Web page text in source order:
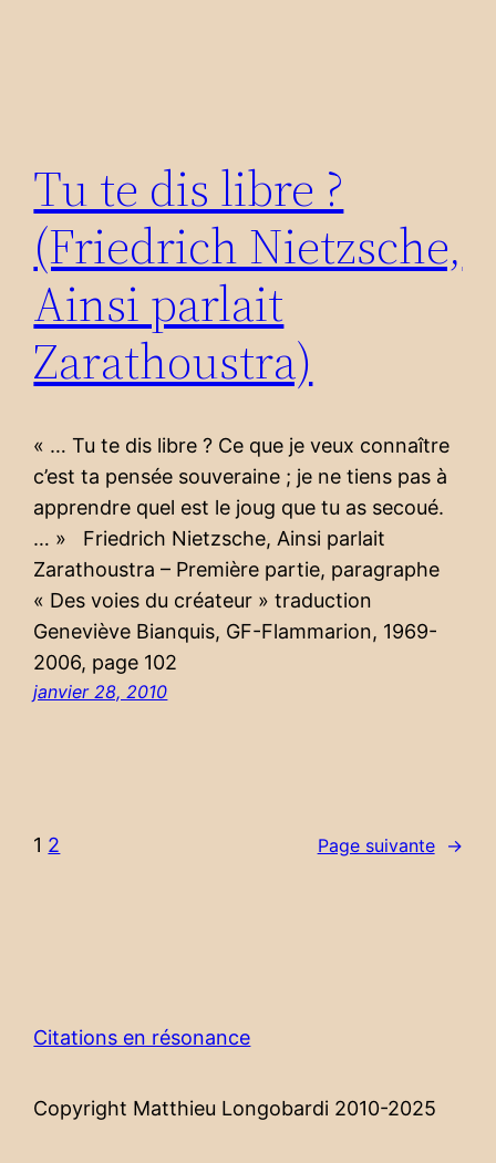
Tu te dis libre ?
(Friedrich Nietzsche,
Ainsi parlait
Zarathoustra)
« … Tu te dis libre ? Ce que je veux connaître
c’est ta pensée souveraine ; je ne tiens pas à
apprendre quel est le joug que tu as secoué.
… » Friedrich Nietzsche, Ainsi parlait
Zarathoustra – Première partie, paragraphe
« Des voies du créateur » traduction
Geneviève Bianquis, GF-Flammarion, 1969-
2006, page 102
janvier 28, 2010
1 2 Page suivante →
Citations en résonance
Copyright Matthieu Longobardi 2010-2025